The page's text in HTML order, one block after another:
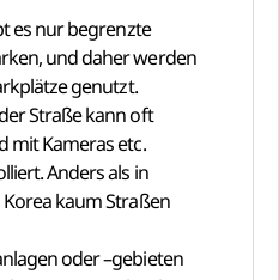
es nur begrenzte
und daher werden
genutzt.
Straße kann oft
mit Kameras etc.
Anders als in
kaum Straßen
oder –gebieten